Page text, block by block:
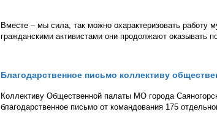
Вместе – мы сила, так можно охарактеризовать работу
гражданскими активистами они продолжают оказывать
Благодарственное письмо коллективу
Коллективу Общественной палаты МО города
благодарственное письмо от командования 175